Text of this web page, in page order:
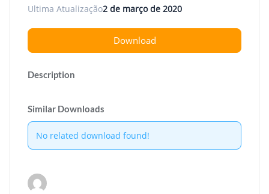
Ultima Atualização2 de março de 2020
Download
Description
Similar Downloads
No related download found!